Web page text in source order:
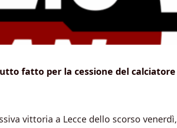
fatto per la cessione del calciatore
vittoria a Lecce dello scorso venerdì,